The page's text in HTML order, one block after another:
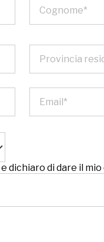
e dichiaro di dare il